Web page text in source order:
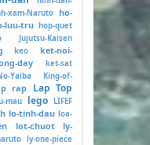
xam-Naruto ho-
luu-tru hop-quet
Jujutsu-Kaisen
keo
ket-noi-
day ket-sat
Yaiba
King-of-
rap Lap Top
mau lego
LIFEF
lo-tinh-dau loa-
lot-chuot
ly-
ly-one-piece